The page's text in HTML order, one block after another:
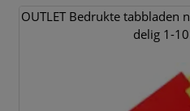
OUTLET Bedrukte tabbladen
delig 1-